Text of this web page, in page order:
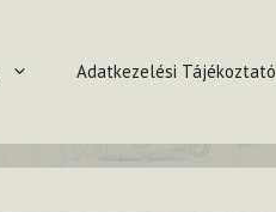
Adatkezelési Tájékoztató